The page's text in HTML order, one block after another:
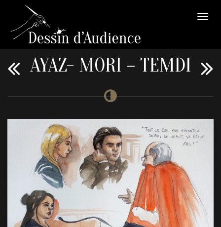
AYAZ- MORI – TEMDI